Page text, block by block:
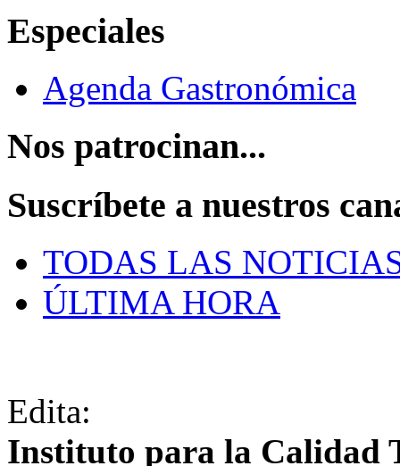
Especiales
Agenda Gastronómica
Nos patrocinan...
Suscríbete a nuestros
TODAS LAS
ÚLTIMA HORA
Edita:
Instituto para la Calidad